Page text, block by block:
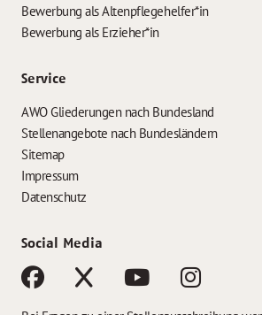
Bewerbung als Altenpflegehelfer*in
Bewerbung als Erzieher*in
Service
AWO Gliederungen nach Bundesland
Stellenangebote nach Bundesländern
Sitemap
Impressum
Datenschutz
Social Media